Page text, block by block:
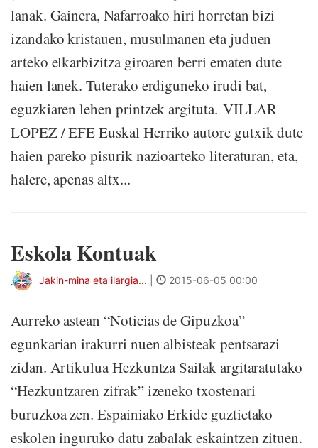
lanak. Gainera, Nafarroako hiri horretan bizi
izandako kristauen, musulmanen eta juduen
arteko elkarbizitza giroaren berri ematen dute
haien lanek. Tuterako erdiguneko irudi bat,
eguzkiaren lehen printzek argituta. VILLAR
LOPEZ / EFE Euskal Herriko autore gutxik dute
haien pareko pisurik nazioarteko literaturan, eta,
halere, apenas altx...
Eskola Kontuak
Jakin-mina eta ilargia... 2015-06-05 00:00
Aurreko astean “Noticias de Gipuzkoa”
egunkarian irakurri nuen albisteak pentsarazi
zidan. Artikulua Hezkuntza Sailak argitaratutako
“Hezkuntzaren zifrak” izeneko txostenari
buruzkoa zen. Espainiako Erkide guztietako
eskolen inguruko datu zabalak eskaintzen zituen.